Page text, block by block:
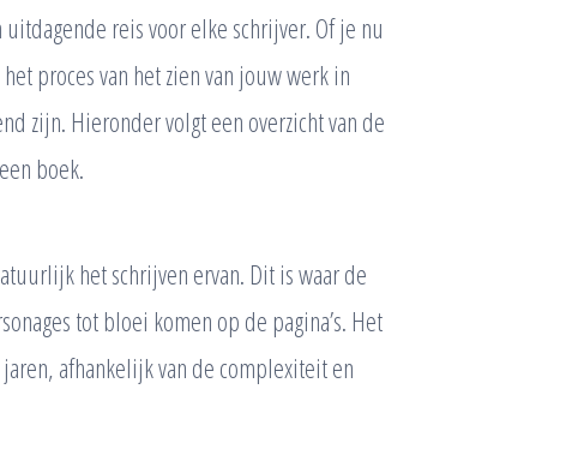
reis voor elke schrijver. Of je nu
proces van het zien van jouw werk in
zijn. Hieronder volgt een overzicht van de
boek.
het schrijven ervan. Dit is waar de
tot bloei komen op de pagina’s. Het
afhankelijk van de complexiteit en